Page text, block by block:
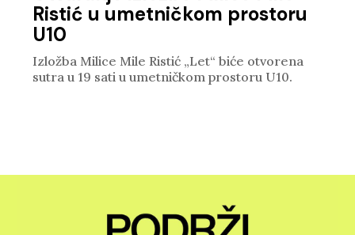
Ristić u umetničkom prostoru
U10
Izložba Milice Mile Ristić „Let“ biće otvorena
sutra u 19 sati u umetničkom prostoru U10.